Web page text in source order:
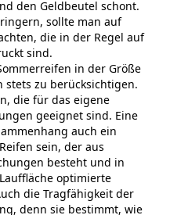
den Geldbeutel schont.
sollte man auf
die in der Regel auf
sind.
in der Größe
stets zu berücksichtigen.
die für das eigene
geeignet sind. Eine
auch ein
sein, der aus
besteht und in
optimierte
die Tragfähigkeit der
denn sie bestimmt, wie